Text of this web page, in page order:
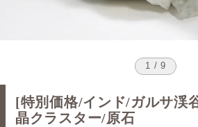
1 / 9
[特別価格/インド/ガルサ渓
晶クラスター/原石